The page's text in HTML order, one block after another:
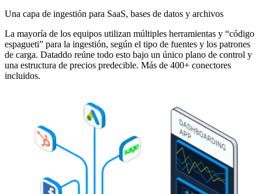
Una capa de ingestión para SaaS, bases de datos y archivos
La mayoría de los equipos utilizan múltiples herramientas y “código
espagueti” para la ingestión, según el tipo de fuentes y los patrones
de carga. Dataddo reúne todo esto bajo un único plano de control y
una estructura de precios predecible. Más de 400+ conectores
incluidos.